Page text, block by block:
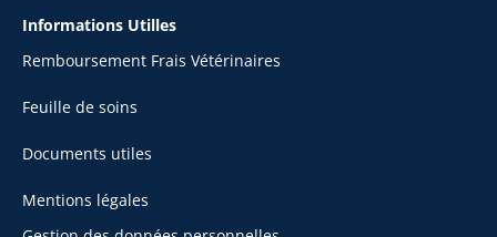
Informations Utilles
Remboursement Frais Vétérinaires
Feuille de soins
Documents utiles
Mentions légales